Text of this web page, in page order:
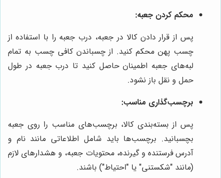
محکم کردن جعبه:
پس از قرار دادن کالا در جعبه، درب جعبه را با استفاده از
چسب پهن محکم کنید. از چسباندن کافی چسب به تمام
لبه‌های جعبه اطمینان حاصل کنید تا درب جعبه در طول
حمل و نقل باز نشود.
برچسب‌گذاری مناسب:
پس از بسته‌بندی کالا، برچسب‌های مناسب را روی جعبه
بچسبانید. برچسب‌ها باید شامل اطلاعاتی مانند نام و
آدرس فرستنده و گیرنده، محتویات جعبه، و هشدارهای لازم
(مانند "شکستنی" یا "احتیاط") باشند.